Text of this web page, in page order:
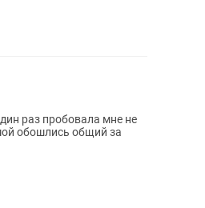
раз пробовала мне не
обошлись общий за